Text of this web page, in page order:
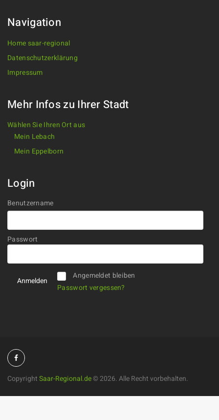
Navigation
Home saar-regional
Datenschutzerklärung
Impressum
Mehr Infos zu Ihrer Stadt
Wählen Sie Ihren Ort aus
Mein Lebach
Mein Eppelborn
Login
Benutzername
Passwort
Angemeldet bleiben
Passwort vergessen?
CopyrightSaar-Regional.de©2026. Alle Recht vorbehalten.